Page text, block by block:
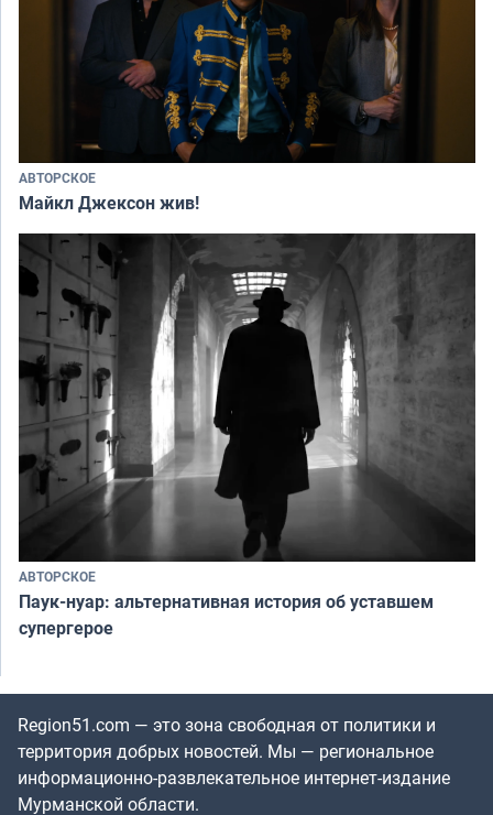
АВТОРСКОЕ
Майкл Джексон жив!
АВТОРСКОЕ
Паук-нуар: альтернативная история об уставшем
супергерое
Region51.com — это зона свободная от политики и
территория добрых новостей. Мы — региональное
информационно-развлекательное интернет-издание
Мурманской области.